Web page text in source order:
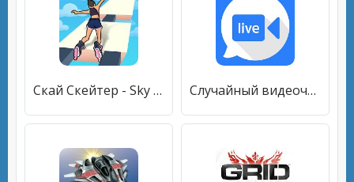
Скай Скейтер - Sky Roller Случайный видеочат - TalkTalkCam